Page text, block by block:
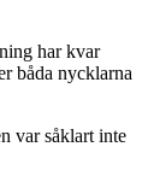
har kvar
båda nycklarna
var såklart inte